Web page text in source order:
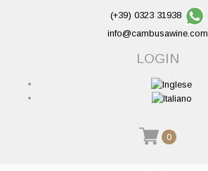
(+39) 0323 31938
info@cambusawine.com
LOGIN
0